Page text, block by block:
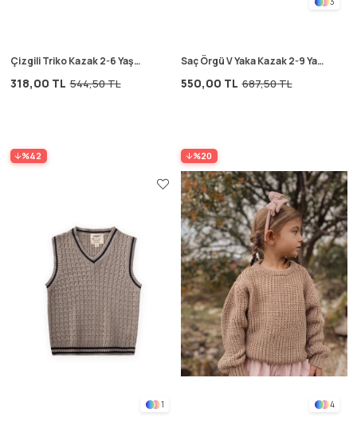
Çizgili Triko Kazak 2-6 Yaş
318,00 TL 544,50 TL
%42
Saç Örgü V Yaka Kazak 2-9 Yaş
550,00 TL 687,50 TL
%20
1 4